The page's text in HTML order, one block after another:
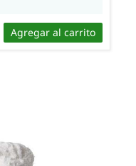
Agregar al carrito